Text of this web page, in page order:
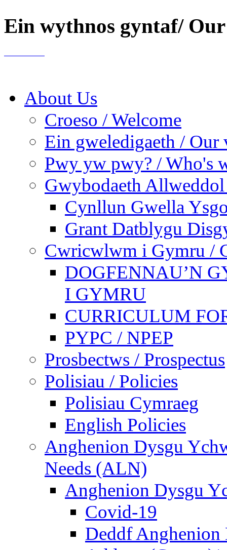
Ein wythnos gyntaf/
About Us
Croeso / Welcome
Ein gweledigaeth / Our
Pwy yw pwy? / Who's
Gwybodaeth
Cynllun Gwella
Grant Datblygu
Cwricwlwm i Gymru /
DOGFENNAU’N
I GYMRU
CURRICULUM
PYPC / NPEP
Prosbectws / Prospectus
Polisiau / Policies
Polisiau Cymraeg
English Policies
Anghenion Dysgu
Needs (ALN)
Anghenion Dysgu
Covid-19
Deddf